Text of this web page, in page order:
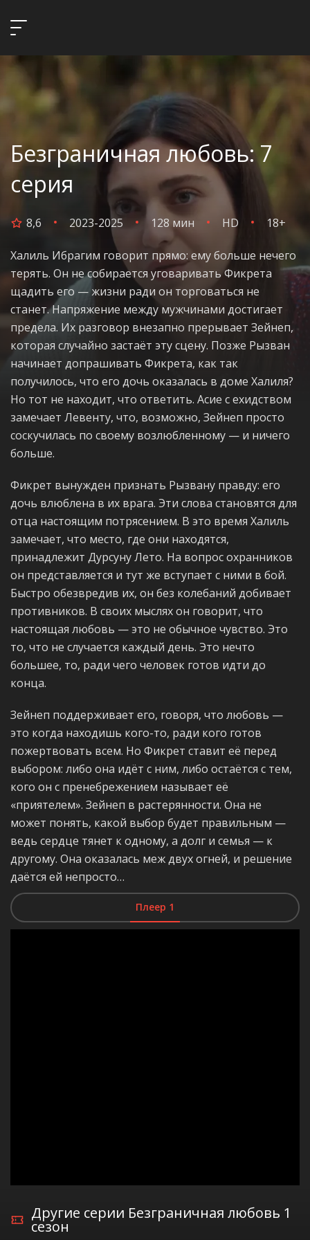
Безграничная любовь: 7
серия
8,6 2023-2025 128 мин HD 18+
Халиль Ибрагим говорит прямо: ему больше нечего
терять. Он не собирается уговаривать Фикрета
щадить его — жизни ради он торговаться не
станет. Напряжение между мужчинами достигает
предела. Их разговор внезапно прерывает Зейнеп,
которая случайно застаёт эту сцену. Позже Рызван
начинает допрашивать Фикрета, как так
получилось, что его дочь оказалась в доме Халиля?
Но тот не находит, что ответить. Асие с ехидством
замечает Левенту, что, возможно, Зейнеп просто
соскучилась по своему возлюбленному — и ничего
больше.
Фикрет вынужден признать Рызвану правду: его
дочь влюблена в их врага. Эти слова становятся для
отца настоящим потрясением. В это время Халиль
замечает, что место, где они находятся,
принадлежит Дурсуну Лето. На вопрос охранников
он представляется и тут же вступает с ними в бой.
Быстро обезвредив их, он без колебаний добивает
противников. В своих мыслях он говорит, что
настоящая любовь — это не обычное чувство. Это
то, что не случается каждый день. Это нечто
большее, то, ради чего человек готов идти до
конца.
Зейнеп поддерживает его, говоря, что любовь —
это когда находишь кого-то, ради кого готов
пожертвовать всем. Но Фикрет ставит её перед
выбором: либо она идёт с ним, либо остаётся с тем,
кого он с пренебрежением называет её
«приятелем». Зейнеп в растерянности. Она не
может понять, какой выбор будет правильным —
ведь сердце тянет к одному, а долг и семья — к
другому. Она оказалась меж двух огней, и решение
даётся ей непросто…
Плеер 1
Другие серии Безграничная любовь 1
сезон